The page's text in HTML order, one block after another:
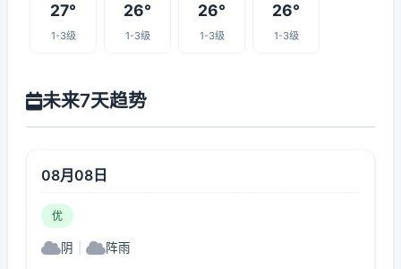
27°
1-3级
26°
1-3级
26°
1-3级
26°
1-3级
未来7天趋势
08月08日
优
阴 阵雨